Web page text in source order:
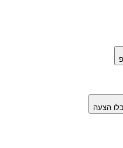
הצעה